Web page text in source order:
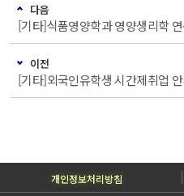
다음
[기타]식품영양학과 영양생리학
이전
[기타]외국인유학생 시간제취업
개인정보처리방침